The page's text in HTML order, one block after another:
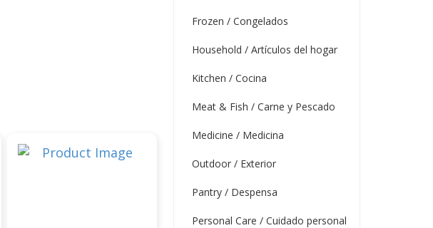
Frozen / Congelados
Household / Artículos del hogar
Kitchen / Cocina
Meat & Fish / Carne y Pescado
Medicine / Medicina
Outdoor / Exterior
Pantry / Despensa
Personal Care / Cuidado personal